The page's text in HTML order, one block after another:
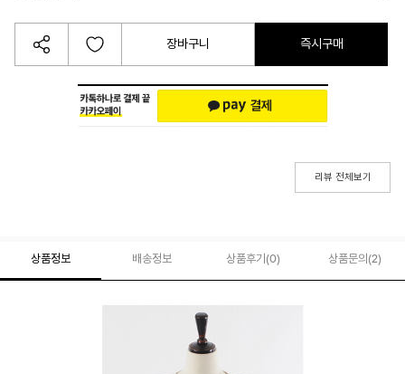
장바구니 즉시구매
리뷰 전체보기
상품정보 배송정보 상품후기(0) 상품문의 (2)